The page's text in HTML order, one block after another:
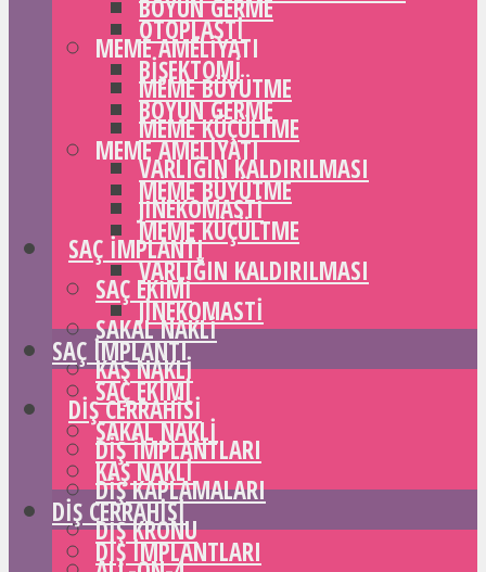
BOYUN GERME
MEME AMELIYATI
MEME BÜYÜTME
MEME KÜÇÜLTME
VARLIĞIN KALDIRILMASI
JINEKOMASTI
SAÇ IMPLANTI
SAÇ EKIMI
SAKAL NAKLI
KAŞ NAKLI
DIŞ CERRAHISI
DIŞ IMPLANTLARI
DIŞ KAPLAMALARI
DIŞ KRONU
OTOPLASTI
BIŞEKTOMI
BOYUN GERME
MEME AMELIYATI
MEME BÜYÜTME
MEME KÜÇÜLTME
VARLIĞIN KALDIRILMASI
JINEKOMASTI
SAÇ IMPLANTI
SAÇ EKIMI
SAKAL NAKLI
KAŞ NAKLI
DIŞ CERRAHISI
DIŞ IMPLANTLARI